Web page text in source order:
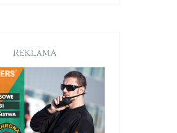
REKLAMA